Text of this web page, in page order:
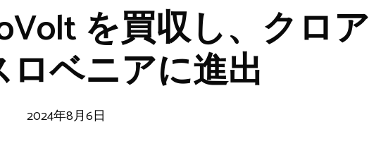
を買収し、クロア
ベニアに進出
2024年8月6日